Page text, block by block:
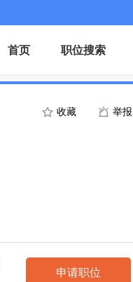
首页 职位搜索
收藏 举报
申请职位